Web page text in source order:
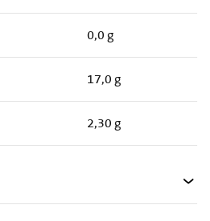
0,0 g
17,0 g
2,30 g